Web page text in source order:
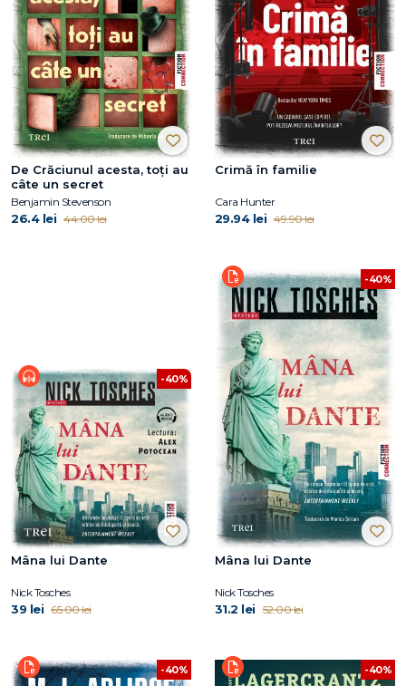
De Crăciunul acesta, toți au
câte un secret
Benjamin Stevenson
26.4 lei 44.00 lei
Crimă în familie
Cara Hunter
29.94 lei 49.90 lei
-40%
Mâna lui Dante
Nick Tosches
39 lei 65.00 lei
-40%
Mâna lui Dante
Nick Tosches
31.2 lei 52.00 lei
-40% -40%